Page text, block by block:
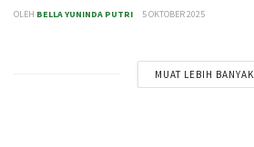
OLEH BELLA YUNINDA PUTRI 5 OKTOBER 2025
MUAT LEBIH BANYAK